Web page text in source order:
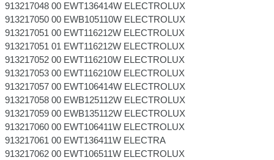
913217048 00 EWT136414W ELECTROLUX
913217050 00 EWB105110W ELECTROLUX
913217051 00 EWT116212W ELECTROLUX
913217051 01 EWT116212W ELECTROLUX
913217052 00 EWT116210W ELECTROLUX
913217053 00 EWT116210W ELECTROLUX
913217057 00 EWT106414W ELECTROLUX
913217058 00 EWB125112W ELECTROLUX
913217059 00 EWB135112W ELECTROLUX
913217060 00 EWT106411W ELECTROLUX
913217061 00 EWT136411W ELECTRA
913217062 00 EWT106511W ELECTROLUX